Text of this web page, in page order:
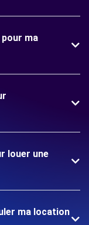
ma
louer une
ma location